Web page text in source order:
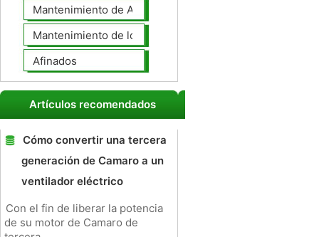
Mantenimiento de Automotores Profesional
Mantenimiento de los neumáticos
Afinados
Artículos recomendados
Cómo convertir una tercera
generación de Camaro a un
ventilador eléctrico
Con el fin de liberar la potencia
de su motor de Camaro de